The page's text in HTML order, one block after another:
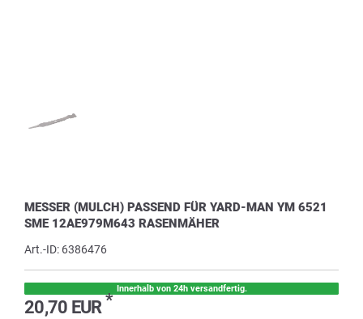
MESSER (MULCH) PASSEND FÜR YARD-MAN YM 6521
SME 12AE979M643 RASENMÄHER
Art.-ID: 6386476
Innerhalb von 24h versandfertig.
20,70 EUR*